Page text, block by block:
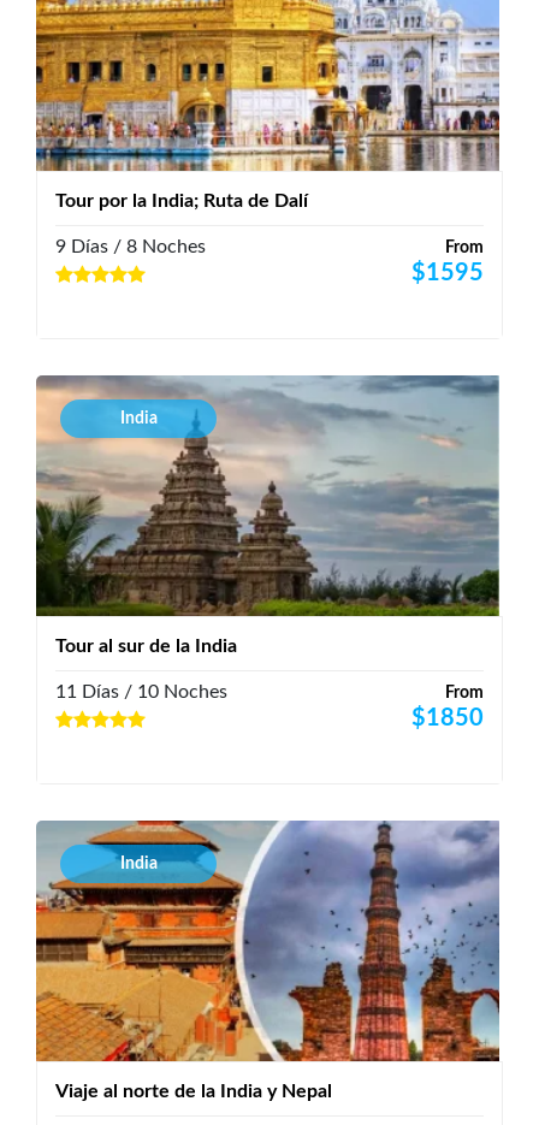
Tour por la India; Ruta de Dalí
From
$1595
9 Días / 8 Noches
India
Tour al sur de la India
From
$1850
11 Días / 10 Noches
India
Viaje al norte de la India y Nepal